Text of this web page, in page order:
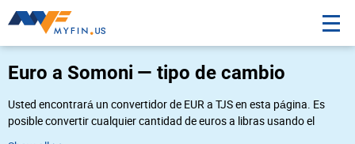
Euro a Somoni — tipo de cambio
Usted encontrará un convertidor de EUR a TJS en esta página. Es
posible convertir cualquier cantidad de euros a libras usando el